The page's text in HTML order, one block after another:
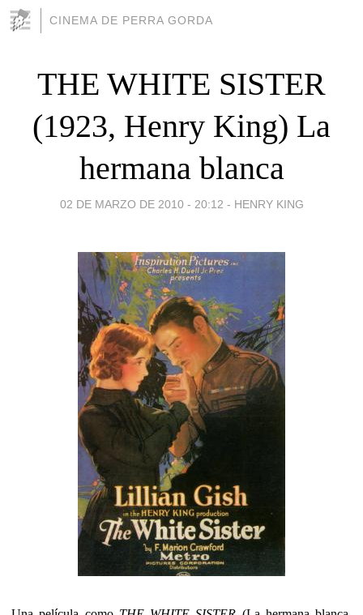
CINEMA DE PERRA GORDA
THE WHITE SISTER
(1923, Henry King) La
hermana blanca
02 DE MARZO DE 2010 - 20:12 - HENRY KING